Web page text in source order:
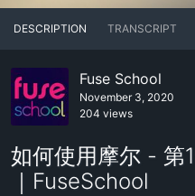
DESCRIPTION TRANSCRIPT
Fuse School
November 3, 2020
204 views
如何使用摩尔 - 第
｜FuseSchool